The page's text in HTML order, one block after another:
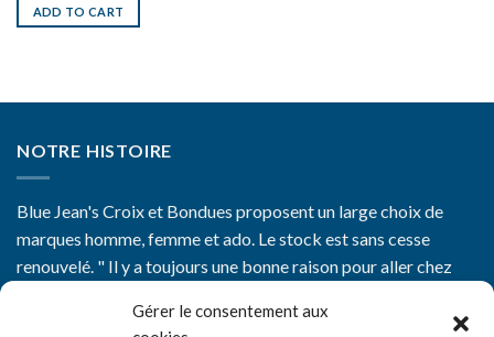
Gérer le consentement aux
ADD TO CART
NOTRE HISTOIRE
Blue Jean's Croix et Bondues proposent un large choix de
marques homme, femme et ado. Le stock est sans cesse
renouvelé. " Il y a toujours une bonne raison pour aller chez